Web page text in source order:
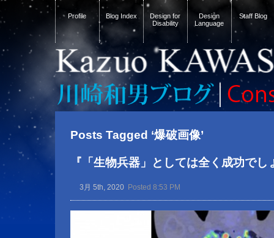
Profile Blog Index
Design for
Disability
Design
Language
Staff Blog
Posts Tagged ‘爆破画像’
『「生物兵器」としては全く成功でし
3月 5th, 2020 Posted 8:53 PM